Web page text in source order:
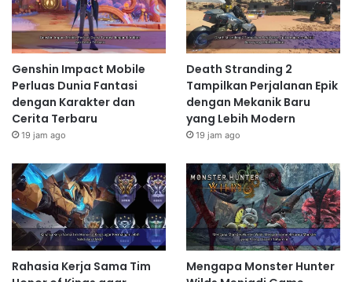
Genshin Impact Mobile
Perluas Dunia Fantasi
dengan Karakter dan
Cerita Terbaru
19 jam ago
Death Stranding 2
Tampilkan Perjalanan Epik
dengan Mekanik Baru
yang Lebih Modern
19 jam ago
Rahasia Kerja Sama Tim
Mengapa Monster Hunter